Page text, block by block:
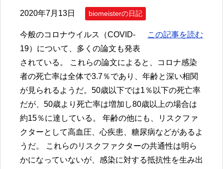
2020年7月13日 biomeisterの日記
この記事を読む
今般のコロナウイルス（COVID-
19）について、多くの論文も発表
されている。 これらの論文によると、コロナ感染
者の死亡率は全体で3.7％であり、年齢と深い相関
が見られるようだ。50歳以下では1％以下の死亡率
だが、50歳より死亡率は増加し80歳以上の場合は
約15％に達している。 年齢の他にも、リスクファ
クターとして高血圧、心疾患、糖尿病などがあるよ
うだ。 これらのリスクファクターの共通性は明ら
かになっていないが、感染に対する抵抗性を生み出